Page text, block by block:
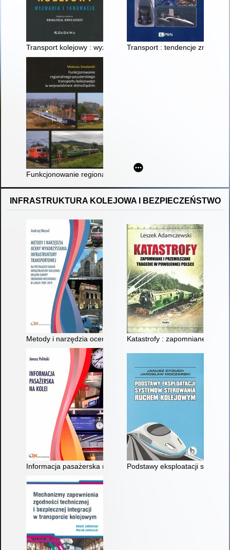
Transport kolejowy : wyzwania i innowacjeTransport : tendencje zmian
Funkcjonowanie regionalnego pasażerskiego transportu
INFRASTRUKTURA KOLEJOWA I BEZPIECZEŃSTWO
Metody i narzędzia oceny wykorzystania infrastruktury
Katastrofy : zapomniane i
Informacja pasażerska na kolei Podstawy eksploatacji